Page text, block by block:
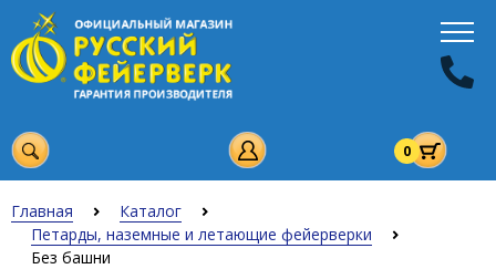
0
Главная
Каталог
Петарды, наземные и летающие фейерверки
Без башни